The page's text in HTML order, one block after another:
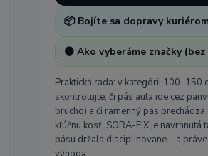
📦 Bojíte sa dopravy
🟠 Ako vyberáme značky
Praktická rada: v kategórii 100–150
skontrolujte, či pás auta ide cez
brucho) a či ramenný pás
kľúčnu kosť. SORA-FIX je navrhnutá
pásu držala disciplinovane – a práve